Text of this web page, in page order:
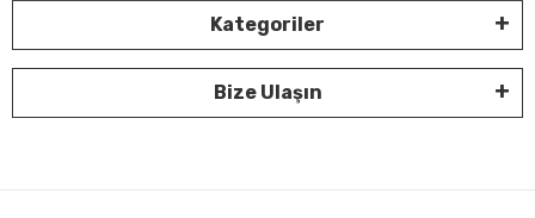
Kategoriler
Bize Ulaşın